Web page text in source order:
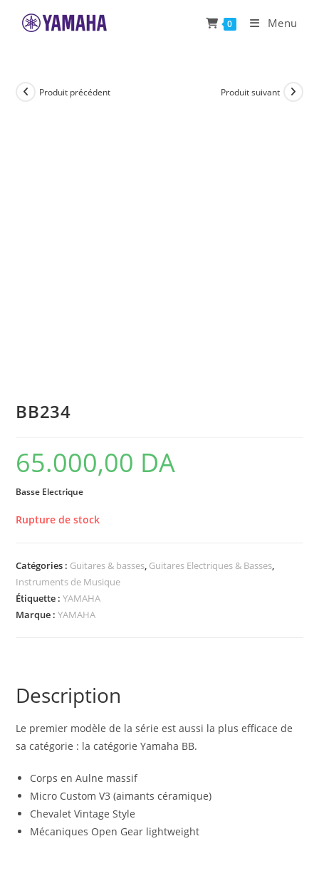
0 Menu
Produit précédent Produit suivant
BB234
65.000,00 DA
Basse Electrique
Rupture de stock
Catégories : Guitares & basses, Guitares Electriques & Basses,
Instruments de Musique
Étiquette :YAMAHA
Marque :YAMAHA
Description
Le premier modèle de la série est aussi la plus efficace de
sa catégorie : la catégorie Yamaha BB.
Corps en Aulne massif
Micro Custom V3 (aimants céramique)
Chevalet Vintage Style
Mécaniques Open Gear lightweight